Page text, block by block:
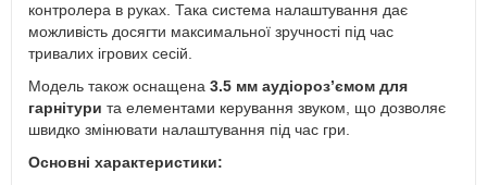
контролера в руках. Така система налаштування дає
можливість досягти максимальної зручності під час
тривалих ігрових сесій.
Модель також оснащена 3.5 мм аудіороз’ємом для
гарнітури та елементами керування звуком, що дозволяє
швидко змінювати налаштування під час гри.
Основні характеристики: